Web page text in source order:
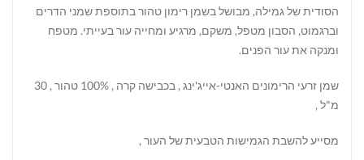
הסודית של גמילה, מבושל בשמן רימון טהור בתוספת שמני הדרים
וברגמוט, הסבון מטפל, משקם, מרגיע ומחייה עור בעייתי. מטפח
ומנקה את עור הפנים.
שמן זרעי הרימונים האנטי-אייג'ינג , בכבישה קרה , 100% טהור , 30
מ"ל ,
מסייע להשבת הגמישות הטבעית של העור ,